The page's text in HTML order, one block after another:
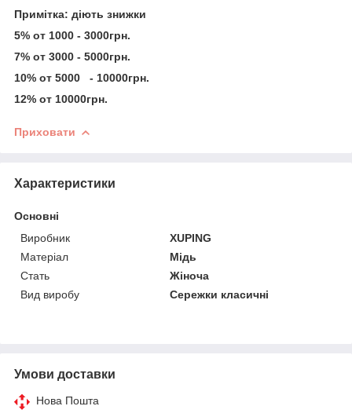
Примітка: діють знижки
5% от 1000 - 3000грн.
7% от 3000 - 5000грн.
10% от 5000 - 10000грн.
12% от 10000грн.
Приховати
Характеристики
Основні
Виробник
XUPING
Матеріал
Мідь
Стать
Жіноча
Вид виробу
Сережки класичні
Умови доставки
Нова Пошта